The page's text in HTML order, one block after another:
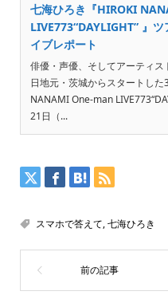
七海ひろき『HIROKI
LIVE773“DAYLIGHT” 』
イブレポート
俳優・声優、そしてアーティ
日地元・茨城からスタートし
NANAMI One-man
21日（...
スマホで答えて,七海ひろき